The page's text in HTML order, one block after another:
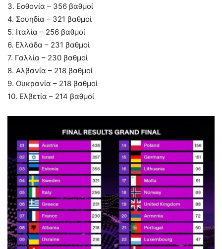
3. Εσθονία – 356 βαθμοί
4. Σουηδία – 321 βαθμοί
5. Ιταλία – 256 βαθμοί
6. Ελλάδα – 231 βαθμοί
7. Γαλλία – 230 βαθμοί
8. Αλβανία – 218 βαθμοί
9. Ουκρανία – 218 βαθμοί
10. Ελβετία – 214 βαθμοί